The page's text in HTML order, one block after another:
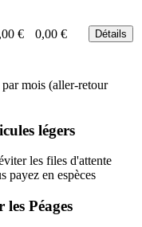
€ 0,00 € Détails
mois (aller-retour
légers
les files d'attente
payez en espèces
Péages